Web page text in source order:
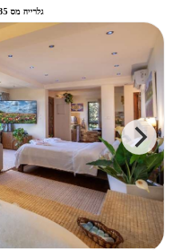
תמונות צימר 4u גלרייה מס 35